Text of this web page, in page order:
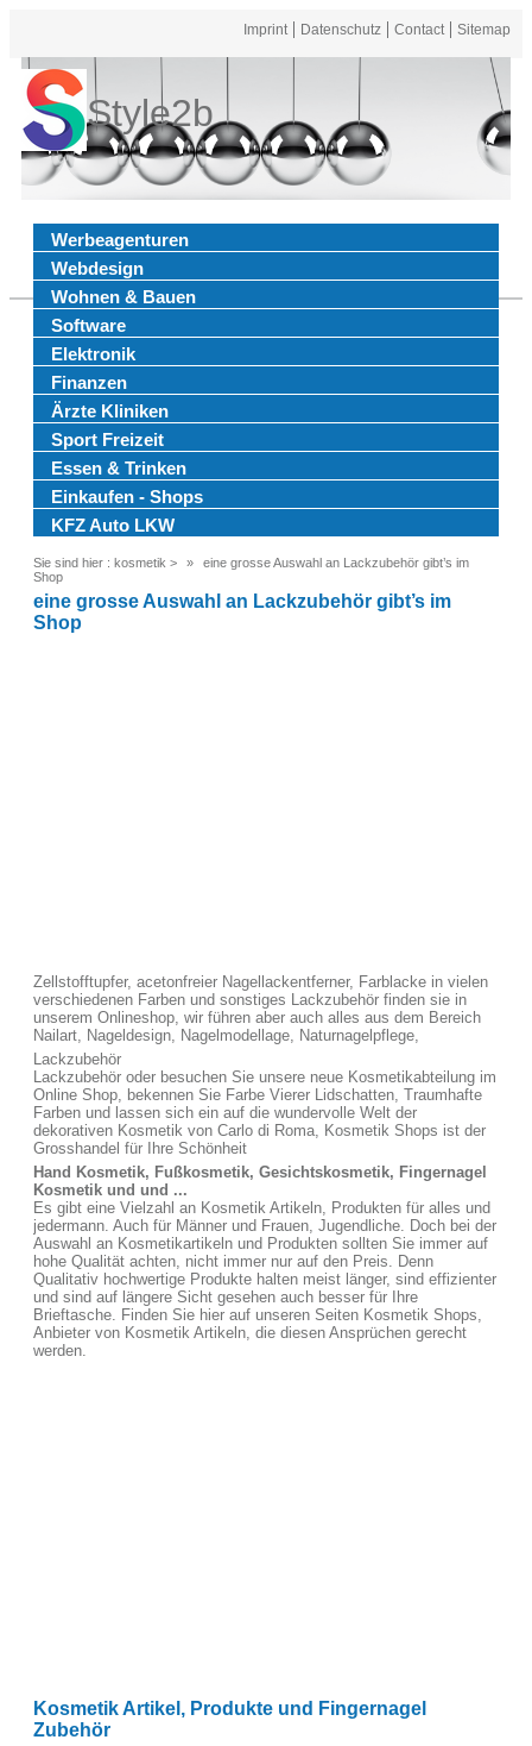
Imprint Datenschutz Contact Sitemap
Style2b
Werbeagenturen
Webdesign
Wohnen & Bauen
Software
Elektronik
Finanzen
Ärzte Kliniken
Sport Freizeit
Essen & Trinken
Einkaufen - Shops
KFZ Auto LKW
Sie sind hier : kosmetik >
eine grosse Auswahl an Lackzubehör gibt’s im
Shop
eine grosse Auswahl an Lackzubehör gibt’s im
Shop
Zellstofftupfer, acetonfreier Nagellackentferner, Farblacke in vielen
verschiedenen Farben und sonstiges Lackzubehör finden sie in
unserem Onlineshop, wir führen aber auch alles aus dem Bereich
Nailart, Nageldesign, Nagelmodellage, Naturnagelpflege,
Lackzubehör
Lackzubehör oder besuchen Sie unsere neue Kosmetikabteilung im
Online Shop, bekennen Sie Farbe Vierer Lidschatten, Traumhafte
Farben und lassen sich ein auf die wundervolle Welt der
dekorativen Kosmetik von Carlo di Roma, Kosmetik Shops ist der
Grosshandel für Ihre Schönheit
Hand Kosmetik, Fußkosmetik, Gesichtskosmetik, Fingernagel
Kosmetik und und ...
Es gibt eine Vielzahl an Kosmetik Artikeln, Produkten für alles und
jedermann. Auch für Männer und Frauen, Jugendliche. Doch bei der
Auswahl an Kosmetikartikeln und Produkten sollten Sie immer auf
hohe Qualität achten, nicht immer nur auf den Preis. Denn
Qualitativ hochwertige Produkte halten meist länger, sind effizienter
und sind auf längere Sicht gesehen auch besser für Ihre
Brieftasche. Finden Sie hier auf unseren Seiten Kosmetik Shops,
Anbieter von Kosmetik Artikeln, die diesen Ansprüchen gerecht
werden.
Kosmetik Artikel, Produkte und Fingernagel
Zubehör